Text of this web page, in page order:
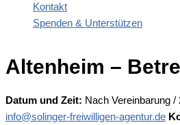
Kon­takt
Spen­den & Unterstützen
Alten­heim –
Datum und Zeit: Nach Ver­ein­ba­rung /
info@solinger-freiwilligen-agentur.de